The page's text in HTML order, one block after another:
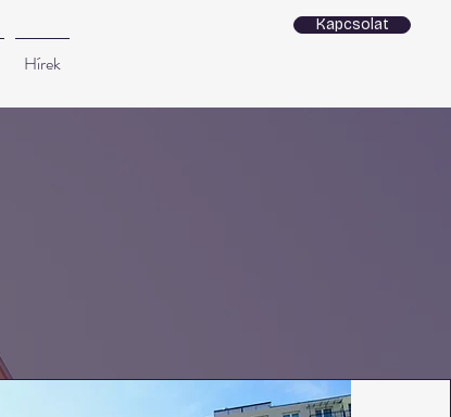
Kapcsolat
Hírek